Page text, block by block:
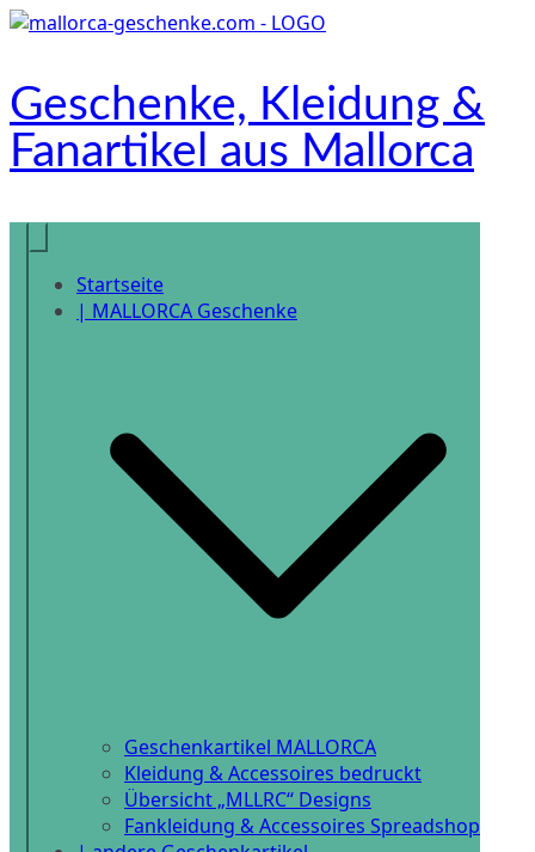
Zum
Geschenke, Kleidung &
Fanartikel aus Mallorca
Onlineshop
Startseite
| MALLORCA Geschenke
Geschenkartikel MALLORCA
Kleidung & Accessoires bedruckt
Übersicht „MLLRC“ Designs
Fankleidung & Accessoires Spreadshop